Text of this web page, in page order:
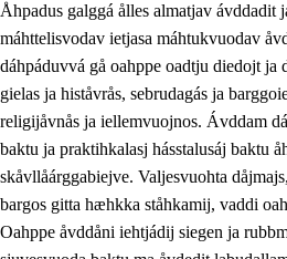
2.3 Vuodulasj tjehpudagá
2.4 Oahppat oahppat
Doaresfágalasj tiemá
Åhpadus galggá ålles almatjav ávddadit
máhttelisvodav ietjasa máhtukvuodav
dáhpáduvvá gå oahppe oadtju diedojt ja
gielas ja histåvrås, sebrudagás ja
religijåvnås ja iellemvuojnos. Ávddam
baktu ja praktihkalasj hásstalusáj baktu
skåvllåárggabiejve. Valjesvuohta
bargos gitta hæhkka ståhkamij, vaddi
Oahppe åvddåni iehtjádij siegen ja